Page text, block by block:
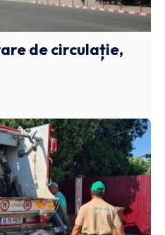
de circulație,